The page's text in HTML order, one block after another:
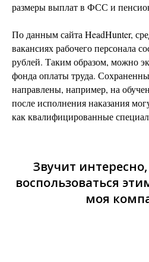
размеры выплат в ФСС и
По данным сайта HeadHunter,
вакансиях рабочего персонала
рублей. Таким образом, можно
фонда оплаты труда.
направлены, например, на
после исполнения наказания
как квалифицированные
Звучит
воспользоваться
моя